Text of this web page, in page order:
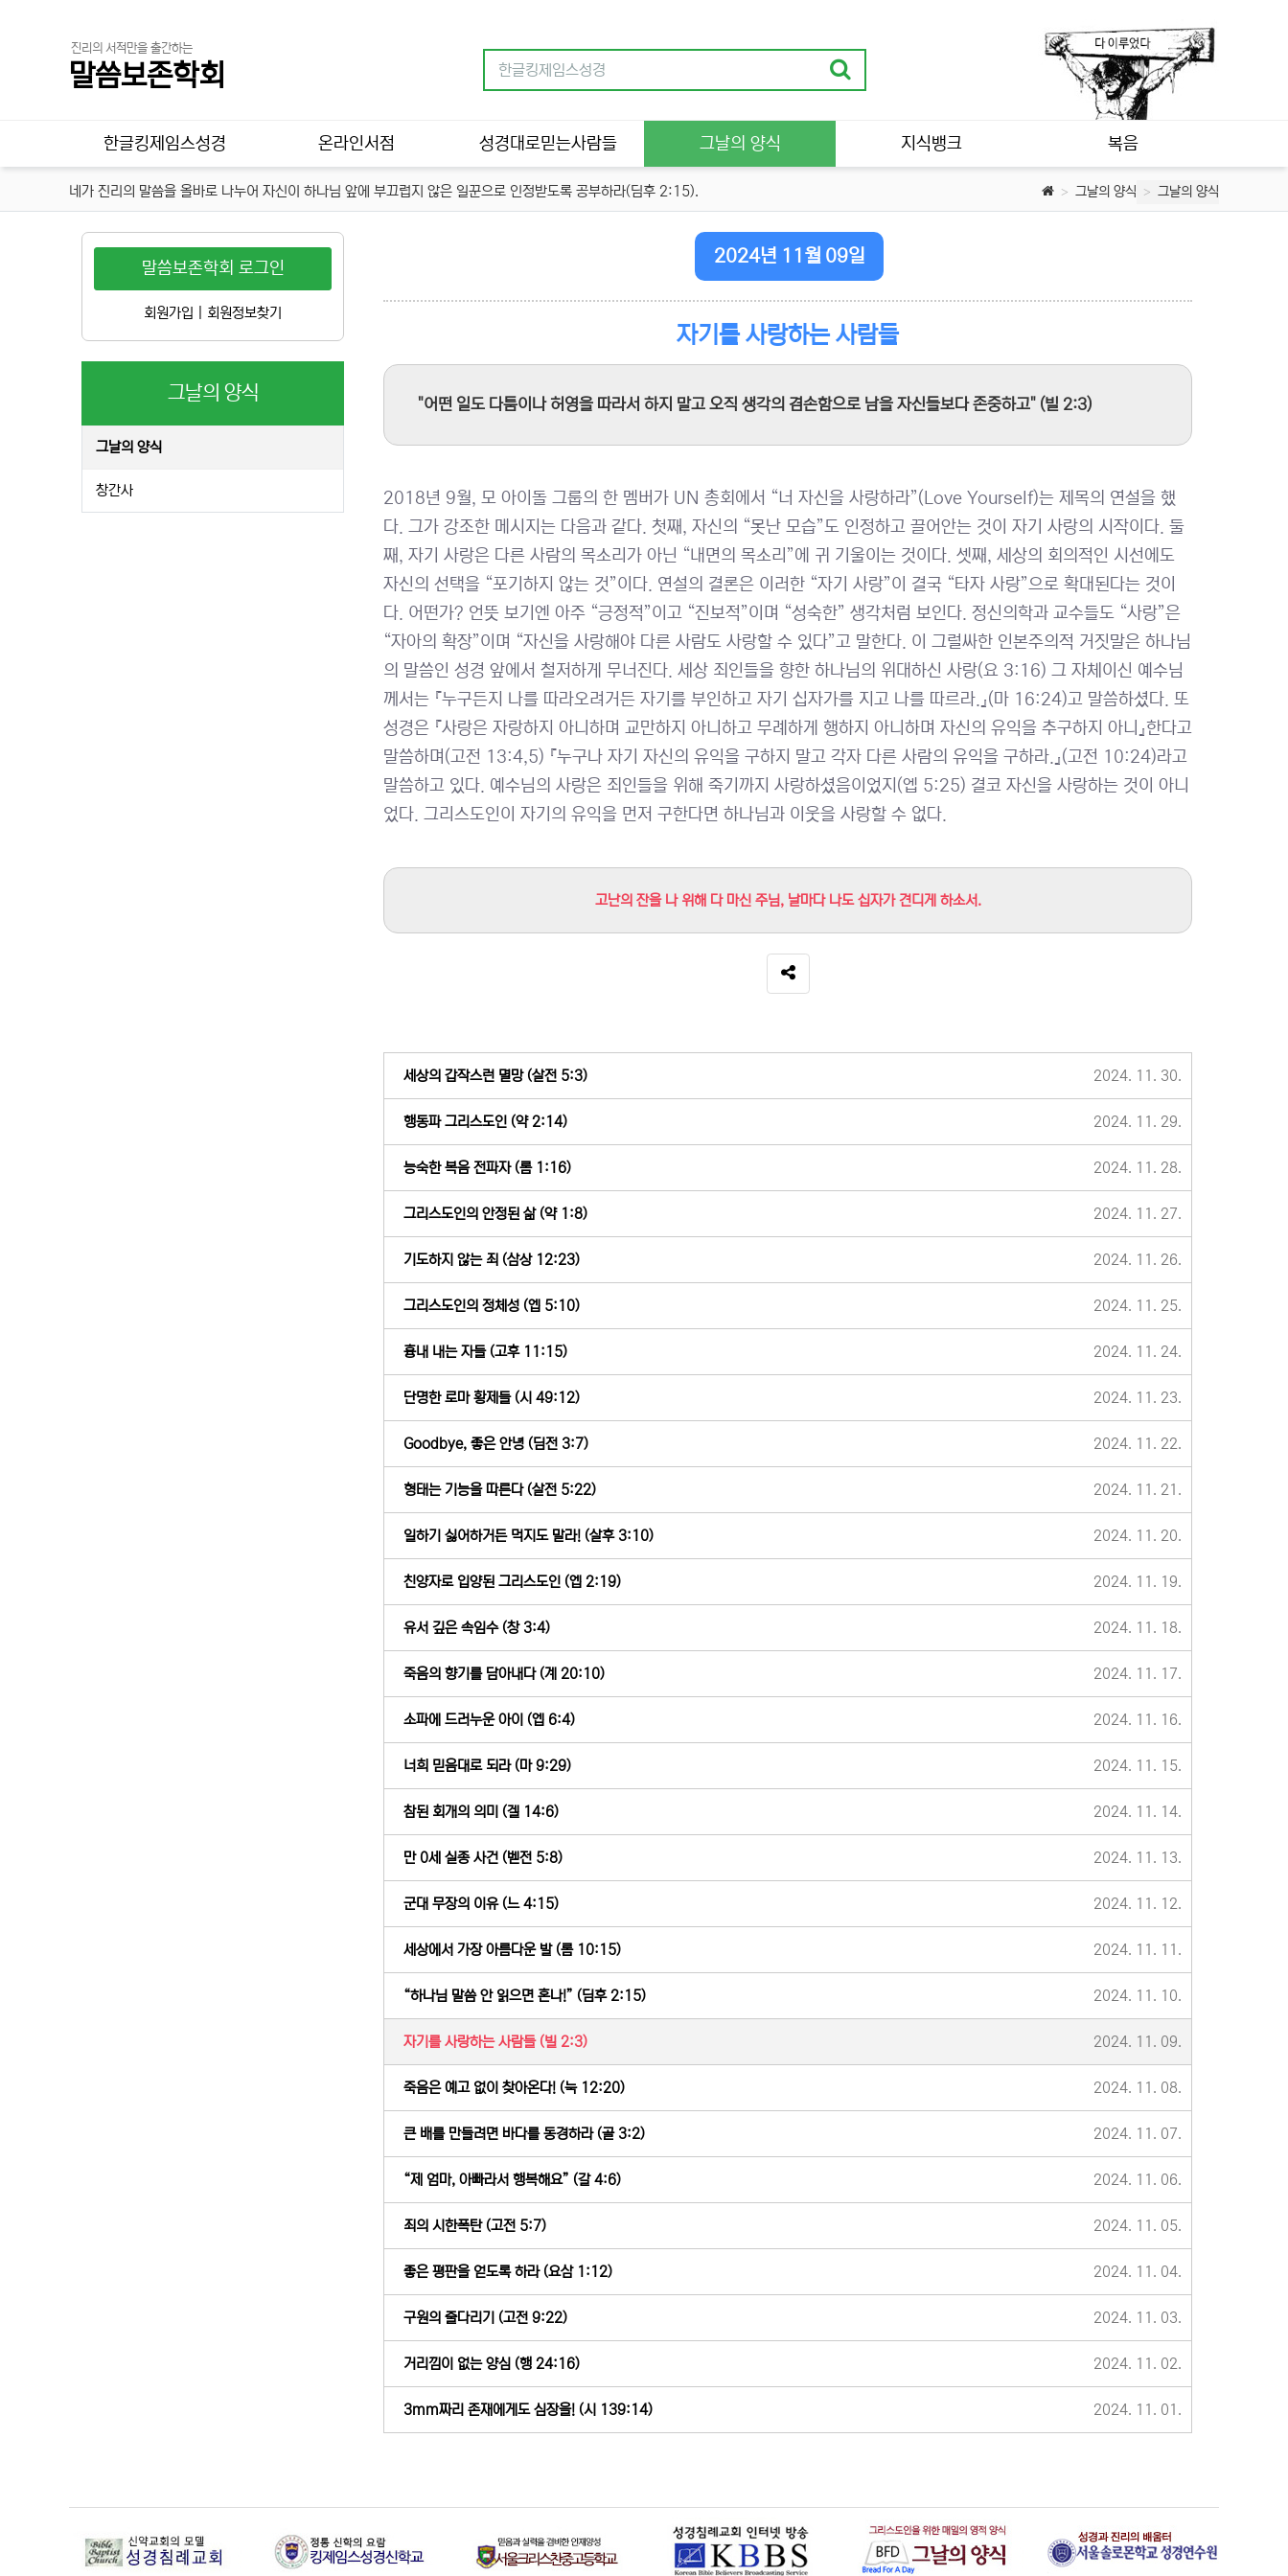
진리의 서적만을 출간하는
말씀보존학회
한글킹제임스성경 온라인서점 성경대로믿는사람들 그날의 양식 지식뱅크 복음
네가 진리의 말씀을 올바로 나누어 자신이 하나님 앞에 부끄럽지 않은 일꾼으로 인정받도록 공부하라(딤후 2:15). 그날의 양식 그날의 양식
2024년 11월 09일
자기를 사랑하는 사람들
"어떤 일도 다툼이나 허영을 따라서 하지 말고 오직 생각의 겸손함으로 남을 자신들보다 존중하고" (빌 2:3)
2018년 9월, 모 아이돌 그룹의 한 멤버가 UN 총회에서 “너 자신을 사랑하라”(Love Yourself)는 제목의 연설을 했
다. 그가 강조한 메시지는 다음과 같다. 첫째, 자신의 “못난 모습”도 인정하고 끌어안는 것이 자기 사랑의 시작이다. 둘
째, 자기 사랑은 다른 사람의 목소리가 아닌 “내면의 목소리”에 귀 기울이는 것이다. 셋째, 세상의 회의적인 시선에도
자신의 선택을 “포기하지 않는 것”이다. 연설의 결론은 이러한 “자기 사랑”이 결국 “타자 사랑”으로 확대된다는 것이
다. 어떤가? 언뜻 보기엔 아주 “긍정적”이고 “진보적”이며 “성숙한” 생각처럼 보인다. 정신의학과 교수들도 “사랑”은
“자아의 확장”이며 “자신을 사랑해야 다른 사람도 사랑할 수 있다”고 말한다. 이 그럴싸한 인본주의적 거짓말은 하나님
의 말씀인 성경 앞에서 철저하게 무너진다. 세상 죄인들을 향한 하나님의 위대하신 사랑(요 3:16) 그 자체이신 예수님
께서는 『누구든지 나를 따라오려거든 자기를 부인하고 자기 십자가를 지고 나를 따르라.』(마 16:24)고 말씀하셨다. 또
성경은 『사랑은 자랑하지 아니하며 교만하지 아니하고 무례하게 행하지 아니하며 자신의 유익을 추구하지 아니』한다고
말씀하며(고전 13:4,5) 『누구나 자기 자신의 유익을 구하지 말고 각자 다른 사람의 유익을 구하라.』(고전 10:24)라고
말씀하고 있다. 예수님의 사랑은 죄인들을 위해 죽기까지 사랑하셨음이었지(엡 5:25) 결코 자신을 사랑하는 것이 아니
었다. 그리스도인이 자기의 유익을 먼저 구한다면 하나님과 이웃을 사랑할 수 없다.
고난의 잔을 나 위해 다 마신 주님, 날마다 나도 십자가 견디게 하소서.
SNS 공유
세상의 갑작스런 멸망 (살전 5:3) 2024. 11. 30.
행동파 그리스도인 (약 2:14) 2024. 11. 29.
능숙한 복음 전파자 (롬 1:16) 2024. 11. 28.
그리스도인의 안정된 삶 (약 1:8) 2024. 11. 27.
기도하지 않는 죄 (삼상 12:23) 2024. 11. 26.
그리스도인의 정체성 (엡 5:10) 2024. 11. 25.
흉내 내는 자들 (고후 11:15) 2024. 11. 24.
단명한 로마 황제들 (시 49:12) 2024. 11. 23.
Goodbye, 좋은 안녕 (딤전 3:7) 2024. 11. 22.
형태는 기능을 따른다 (살전 5:22) 2024. 11. 21.
일하기 싫어하거든 먹지도 말라! (살후 3:10) 2024. 11. 20.
친양자로 입양된 그리스도인 (엡 2:19) 2024. 11. 19.
유서 깊은 속임수 (창 3:4) 2024. 11. 18.
죽음의 향기를 담아내다 (계 20:10) 2024. 11. 17.
소파에 드러누운 아이 (엡 6:4) 2024. 11. 16.
너희 믿음대로 되라 (마 9:29) 2024. 11. 15.
참된 회개의 의미 (겔 14:6) 2024. 11. 14.
만 0세 실종 사건 (벧전 5:8) 2024. 11. 13.
군대 무장의 이유 (느 4:15) 2024. 11. 12.
세상에서 가장 아름다운 발 (롬 10:15) 2024. 11. 11.
“하나님 말씀 안 읽으면 혼나!” (딤후 2:15) 2024. 11. 10.
자기를 사랑하는 사람들 (빌 2:3) 2024. 11. 09.
죽음은 예고 없이 찾아온다! (눅 12:20) 2024. 11. 08.
큰 배를 만들려면 바다를 동경하라 (골 3:2) 2024. 11. 07.
“제 엄마, 아빠라서 행복해요” (갈 4:6) 2024. 11. 06.
죄의 시한폭탄 (고전 5:7) 2024. 11. 05.
좋은 평판을 얻도록 하라 (요삼 1:12) 2024. 11. 04.
구원의 줄다리기 (고전 9:22) 2024. 11. 03.
거리낌이 없는 양심 (행 24:16) 2024. 11. 02.
3mm짜리 존재에게도 심장을! (시 139:14) 2024. 11. 01.
말씀보존학회 로그인
회원가입 회원정보찾기
그날의 양식
그날의 양식
창간사